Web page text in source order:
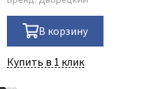
В корзину
Купить в 1 клик